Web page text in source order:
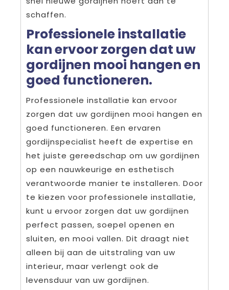
schaffen.
Professionele installatie
kan ervoor zorgen dat uw
gordijnen mooi hangen en
goed functioneren.
Professionele installatie kan ervoor
zorgen dat uw gordijnen mooi hangen en
goed functioneren. Een ervaren
gordijnspecialist heeft de expertise en
het juiste gereedschap om uw gordijnen
op een nauwkeurige en esthetisch
verantwoorde manier te installeren. Door
te kiezen voor professionele installatie,
kunt u ervoor zorgen dat uw gordijnen
perfect passen, soepel openen en
sluiten, en mooi vallen. Dit draagt niet
alleen bij aan de uitstraling van uw
interieur, maar verlengt ook de
levensduur van uw gordijnen.